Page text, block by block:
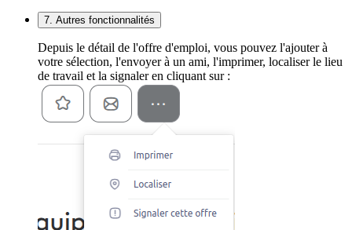
7. Autres fonctionnalités
Depuis le détail de l'offre d'emploi, vous pouvez l'ajouter à
votre sélection, l'envoyer à un ami, l'imprimer, localiser le lieu
de travail et la signaler en cliquant sur :